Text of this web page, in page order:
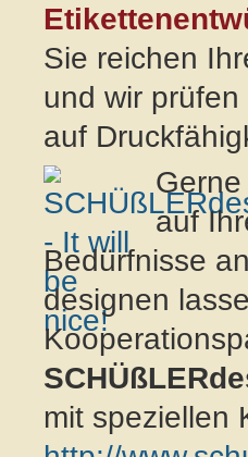
Sie reichen
und wir
auf
auf
Bedürfnisse
designen
mit speziellen